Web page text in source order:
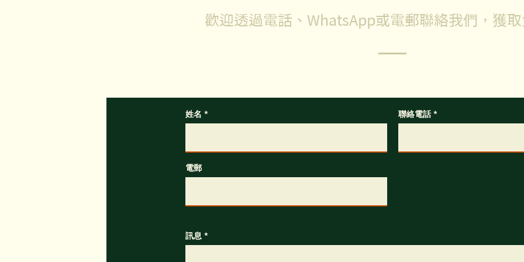
歡迎透過電話、WhatsApp或電郵聯絡我們，獲
姓名 聯絡電話
電郵
訊息